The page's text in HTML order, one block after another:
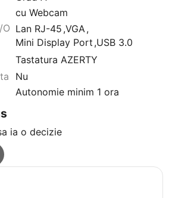
cu Webcam
Lan RJ-45,VGA,
Mini Display Port,USB 3.0
Tastatura AZERTY
Nu
Autonomie minim 1 ora
ia o decizie